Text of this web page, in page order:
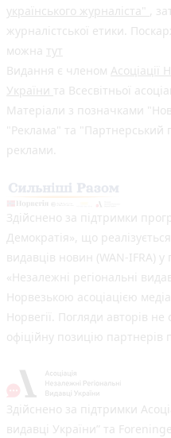
українського журналіста" ,
журналістської етики.
можна тут
Видання є членом Асоціації
України та Всесвітньої
Матеріали з позначками
"Реклама" та "Партнерський
реклами.
Здійснено за підтримки
Демократія», що
видавців новин (WAN-IFRA) у
«Незалежні регіональні
Норвезькою асоціацією
Норвегії. Погляди авторів
офіційну позицію партнерів
Здійснено за підтримки
видавці України” та